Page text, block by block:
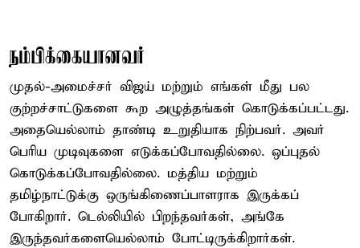
நம்பிக்கையானவர்
முதல்-அமைச்சர் விஜய் மற்றும் எங்கள் மீது பல
குற்றச்சாட்டுகளை கூற அழுத்தங்கள் கொடுக்கப்பட்டது.
அதையெல்லாம் தாண்டி உறுதியாக நிற்பவர். அவர்
பெரிய முடிவுகளை எடுக்கப்போவதில்லை. ஒப்புதல்
கொடுக்கப்போவதில்லை. மத்திய மற்றும்
தமிழ்நாட்டுக்கு ஒருங்கிணைப்பாளராக இருக்கப்
போகிறார். டெல்லியில் பிறந்தவர்கள், அங்கே
இருந்தவர்களையெல்லாம் போட்டிருக்கிறார்கள்.